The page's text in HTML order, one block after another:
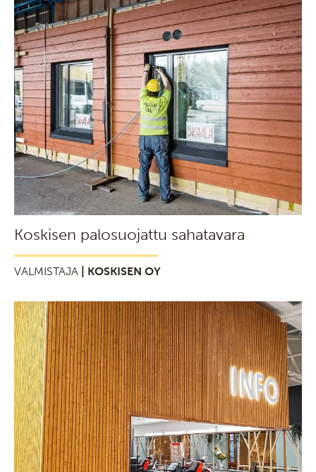
Koskisen palosuojattu sahatavara
VALMISTAJA | KOSKISEN OY